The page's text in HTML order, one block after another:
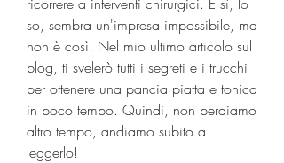
so, sembra un'impresa impossibile, ma
non è così! Nel mio ultimo articolo sul
blog, ti svelerò tutti i segreti e i trucchi
per ottenere una pancia piatta e tonica
in poco tempo. Quindi, non perdiamo
altro tempo, andiamo subito a
leggerlo!